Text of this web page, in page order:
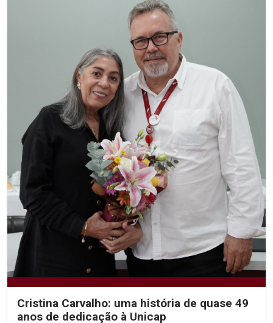
Cristina Carvalho: uma história de quase 49
anos de dedicação à Unicap